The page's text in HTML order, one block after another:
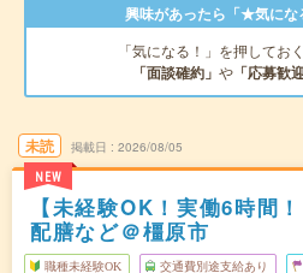
興味があったら「★気にな
「気になる！」を押してお
「面談確約」 や 「応募歓
未読
NEW
掲載日 2026/08/05
【未経験OK！実働6時間
配膳など＠橿原市
職種未経験OK 交通費別途支給あり